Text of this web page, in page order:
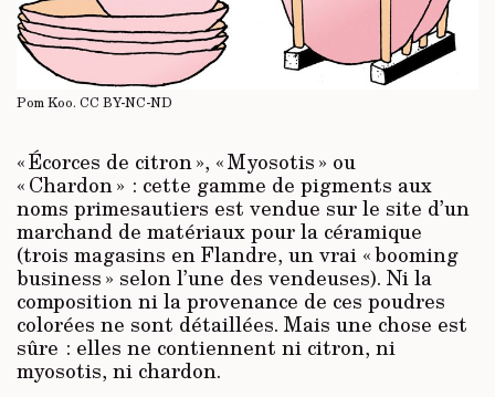
Pom Koo. CC BY-NC-ND
« Écorces de citron », « Myosotis » ou
« Chardon » : cette gamme de pigments aux
noms primesautiers est vendue sur le site d’un
marchand de matériaux pour la céramique
(trois magasins en Flandre, un vrai « booming
business » selon l’une des vendeuses). Ni la
composition ni la provenance de ces poudres
colorées ne sont détaillées. Mais une chose est
sûre : elles ne contiennent ni citron, ni
myosotis, ni chardon.